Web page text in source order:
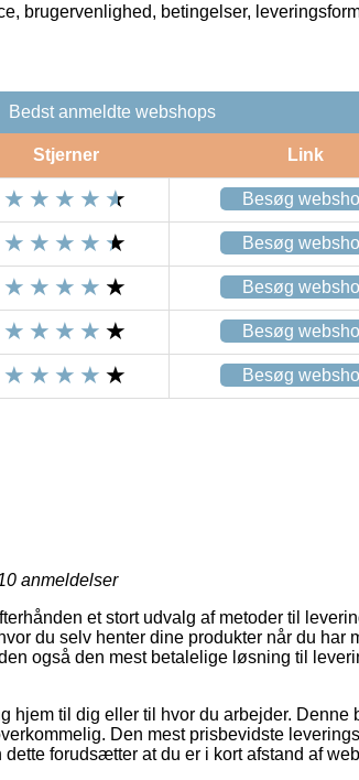
brugervenlighed, betingelser,
Bedst anmeldte webshops
Stjerner Link
Besøg
Besøg
Besøg
Besøg
Besøg
anmeldelser
et stort udvalg af metoder til
du selv henter dine produkter når du har
også den mest betalelige løsning til
hjem til dig eller til hvor du arbejder. Denne
Den mest prisbevidste
forudsætter at du er i kort afstand af